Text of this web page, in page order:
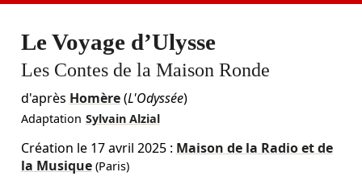
Le Voyage d’Ulysse
Les Contes de la Maison Ronde
d'après Homère(L'Odyssée)
Adaptation Sylvain Alzial
Création le 17 avril 2025: Maison de la Radio et de
la Musique(Paris)